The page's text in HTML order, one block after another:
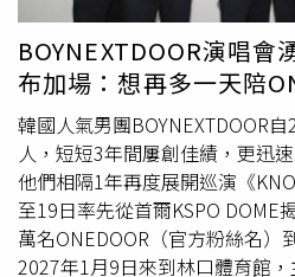
動，市場可能上漲，也可能大跌
可能先賠掉本金。」因此，是否
鍵不在於公式，而是投資人有沒
報酬。「如果沒有更好的資金用
佳馨直言。房貸欠愈久愈划算？
得過嗎？黃舒衛指出，目前一般
月金額固定，方便家庭規劃支出
平均攤還初期，月付金大部分都
相對較慢。如果再刻意拉長貸款
月負擔降低，總利息卻可能增加
BOYNEXTDOOR演唱
布加場：想再多一天陪
韓國人氣男團BOYNEXTDOOR
人，短短3年間屢創佳績，更迅
他們相隔1年再度展開巡演《
至19日率先從首爾KSPO DOME
萬名ONEDOOR（官方粉絲名）
2027年1月9日來到林口體育館